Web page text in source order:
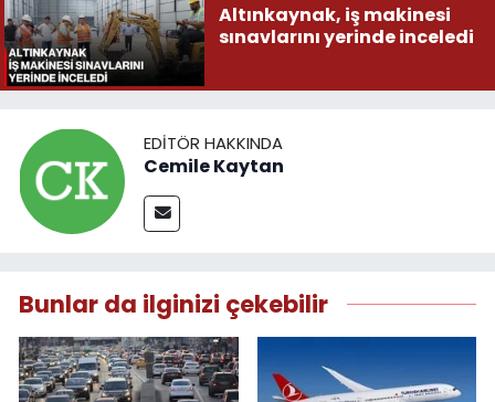
Altınkaynak, iş makinesi
sınavlarını yerinde inceledi
EDITÖR HAKKINDA
Cemile Kaytan
Bunlar da ilginizi çekebilir